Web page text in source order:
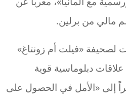
مالي من برلين.
«فيلت أم زونتاغ»
علاقات دبلوماسية قوية
إلى «الأمل في الحصول على